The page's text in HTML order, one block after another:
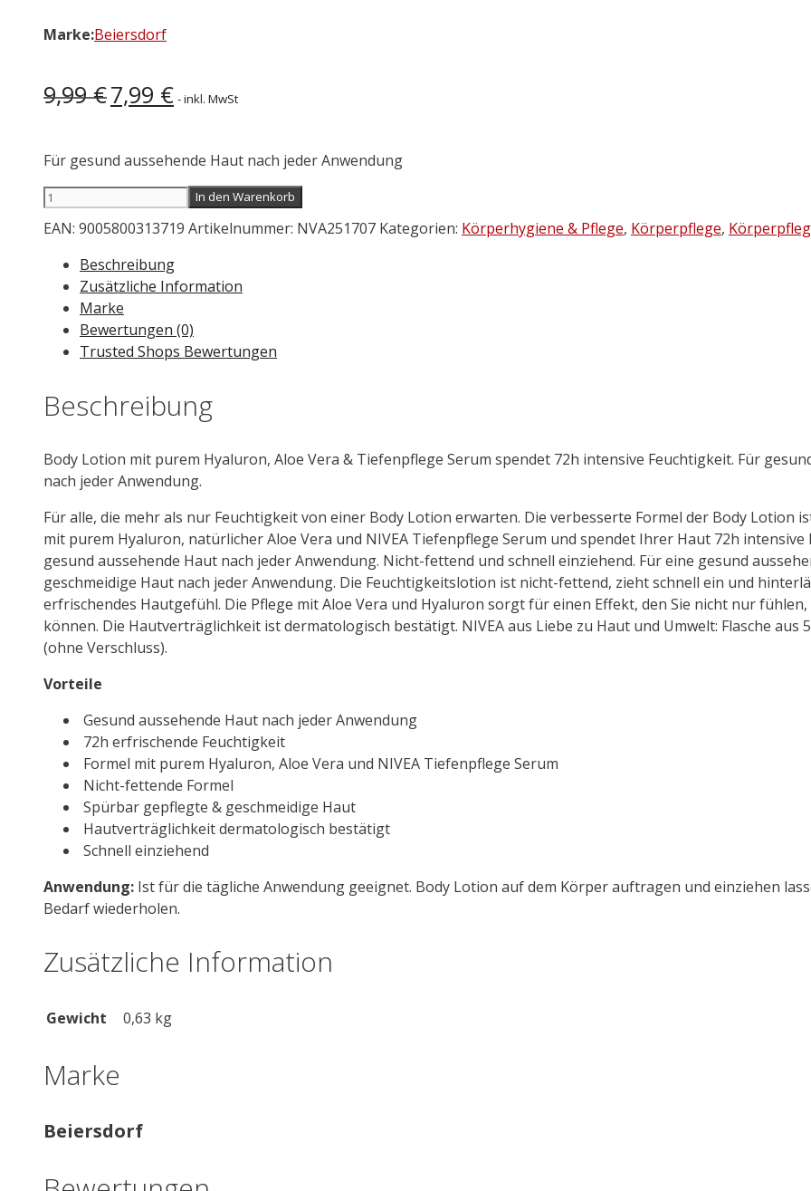
Marke:Beiersdorf
9,99€ Ursprünglicher
Preis
9,99 €
7,99 €Aktueller
Preis
7,99 €.
- inkl. MwSt
Für gesund aussehende Haut nach jeder Anwendung
NIVEA
&
Hydration
Body
Lotion
625
In den Warenkorb
EAN: 9005800313719 Artikelnummer: NVA251707 Kategorien: Körperhygiene & Pflege, Körperpflege,
Beschreibung
Zusätzliche Information
Marke
Bewertungen (0)
Trusted Shops Bewertungen
Beschreibung
Body Lotion mit purem Hyaluron, Aloe Vera & Tiefenpflege Serum spendet 72h intensive Feuchtigkeit. Für gesun
nach jeder Anwendung.
Für alle, die mehr als nur Feuchtigkeit von einer Body Lotion erwarten. Die verbesserte Formel der Body Lotion
mit purem Hyaluron, natürlicher Aloe Vera und NIVEA Tiefenpflege Serum und spendet Ihrer Haut 72h intensive
gesund aussehende Haut nach jeder Anwendung. Nicht-fettend und schnell einziehend. Für eine gesund
geschmeidige Haut nach jeder Anwendung. Die Feuchtigkeitslotion ist nicht-fettend, zieht schnell ein und
erfrischendes Hautgefühl. Die Pflege mit Aloe Vera und Hyaluron sorgt für einen Effekt, den Sie nicht nur
können. Die Hautverträglichkeit ist dermatologisch bestätigt. NIVEAaus Liebe zu Haut und Umwelt: Flasche aus
(ohne Verschluss).
Vorteile
Gesund aussehende Haut nach jeder Anwendung
72h erfrischende Feuchtigkeit
Formel mit purem Hyaluron, Aloe Vera und NIVEA Tiefenpflege Serum
Nicht-fettende Formel
Spürbar gepflegte & geschmeidige Haut
Hautverträglichkeit dermatologisch bestätigt
Schnell einziehend
Anwendung: Ist für die tägliche Anwendung geeignet. Body Lotion auf dem Körper auftragen und einziehen
Bedarf wiederholen.
Zusätzliche Information
Gewicht 0,63 kg
Marke
Beiersdorf